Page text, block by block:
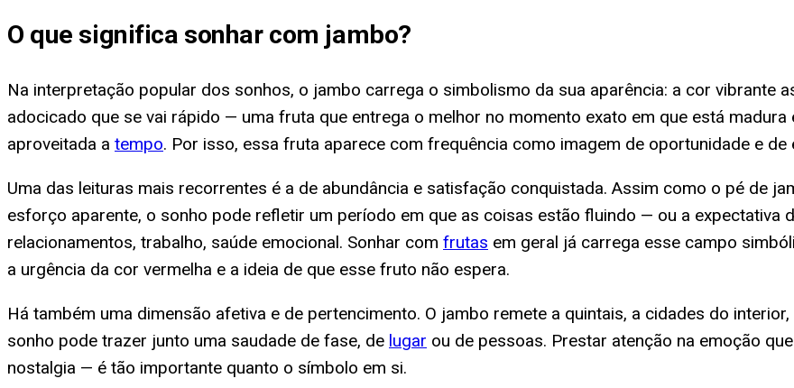
O que significa sonhar com jambo?
Na interpretação popular dos sonhos, o jambo carrega o simbolismo da sua aparência: a cor vibrante
adocicado que se vai rápido — uma fruta que entrega o melhor no momento exato em que está
aproveitada a tempo. Por isso, essa fruta aparece com frequência como imagem de oportunidade e
Uma das leituras mais recorrentes é a de abundância e satisfação conquistada. Assim como o pé de
esforço aparente, o sonho pode refletir um período em que as coisas estão fluindo — ou a expectativa
relacionamentos, trabalho, saúde emocional. Sonhar com frutas em geral já carrega esse campo
a urgência da cor vermelha e a ideia de que esse fruto não espera.
Há também uma dimensão afetiva e de pertencimento. O jambo remete a quintais, a cidades do
sonho pode trazer junto uma saudade de fase, de lugar ou de pessoas. Prestar atenção na emoção
nostalgia — é tão importante quanto o símbolo em si.